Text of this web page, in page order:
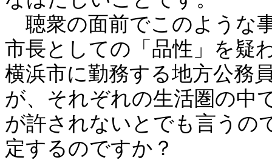
聴衆の面前でこのような
市長としての「品性」を疑
横浜市に勤務する地方公務
が、それぞれの生活圏の中
が許されないとでも言うの
定するのですか？